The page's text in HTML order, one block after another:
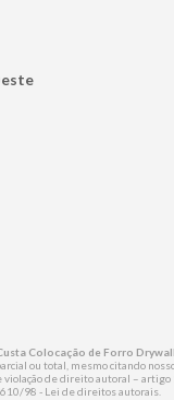
Colocação de Forro
ou total, mesmo citando
violação de direito autoral – artigo
98 - Lei de direitos autorais